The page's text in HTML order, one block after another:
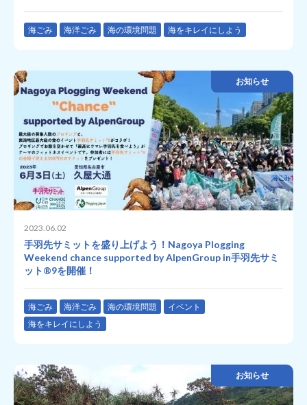
海ごみ 海洋ごみ 海の環境問題 海をキレイにしよう
お知らせ
2023.06.02
手羽先サミットを盛り上げよう！Nagoya Plogging
Weekend chance supported by AlpenGroup in手羽先サミ
ット®︎9を開催！
海ごみ 海洋ごみ 海の環境問題
イベント
海をキレイにしよう
お知らせ